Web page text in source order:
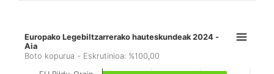
Europako Legebiltzarrerako hauteskundeak 2024 -
Aia
Boto kopurua - Eskrutinioa: %100,00